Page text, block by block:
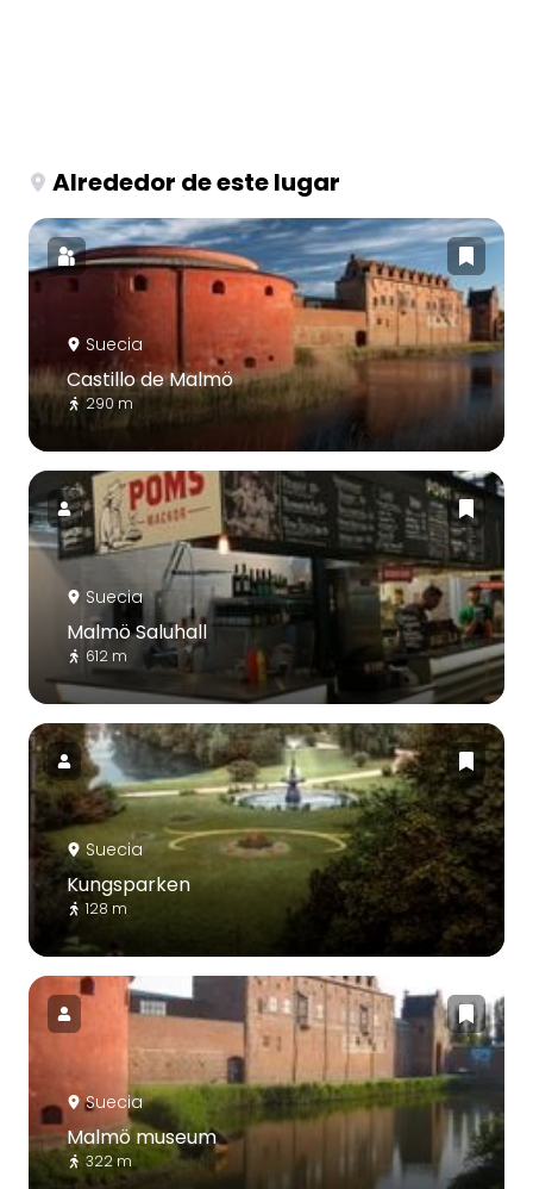
Alrededor de este lugar
Suecia
Castillo de Malmö
290 m
Suecia
Malmö Saluhall
612 m
Suecia
Kungsparken
128 m
Suecia
Malmö museum
322 m